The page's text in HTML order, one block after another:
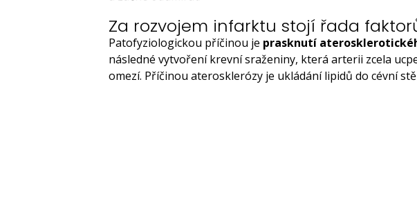
Za rozvojem infarktu stojí řada
Patofyziologickou příčinou je prasknutí
následné vytvoření krevní sraženiny, která arterii zcela
omezí. Příčinou aterosklerózy je ukládání lipidů do cévní